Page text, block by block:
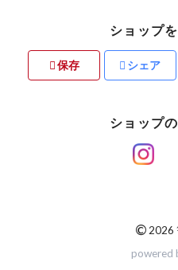
ショップ
保存 シェア
ショップ
©2026
powered